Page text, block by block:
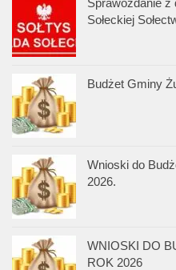
Sołeckiej
Budżet Gminy
Wnioski do
2026.
WNIOSKI DO
ROK 2026